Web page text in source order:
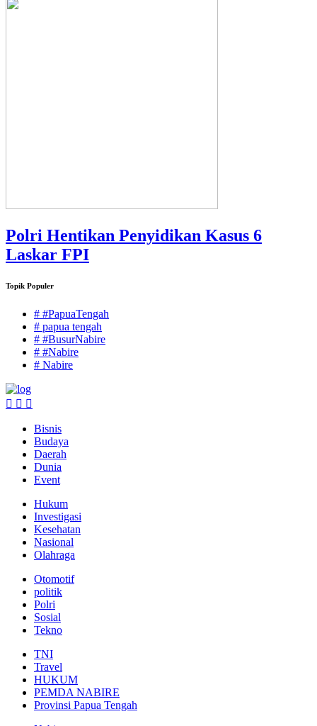
Polri Hentikan Penyidikan Kasus 6
Laskar FPI
Topik Populer
# #PapuaTengah
# papua tengah
# #BusurNabire
# #Nabire
# Nabire
Bisnis
Budaya
Daerah
Dunia
Event
Hukum
Investigasi
Kesehatan
Nasional
Olahraga
Otomotif
politik
Polri
Sosial
Tekno
TNI
Travel
HUKUM
PEMDA NABIRE
Provinsi Papua Tengah